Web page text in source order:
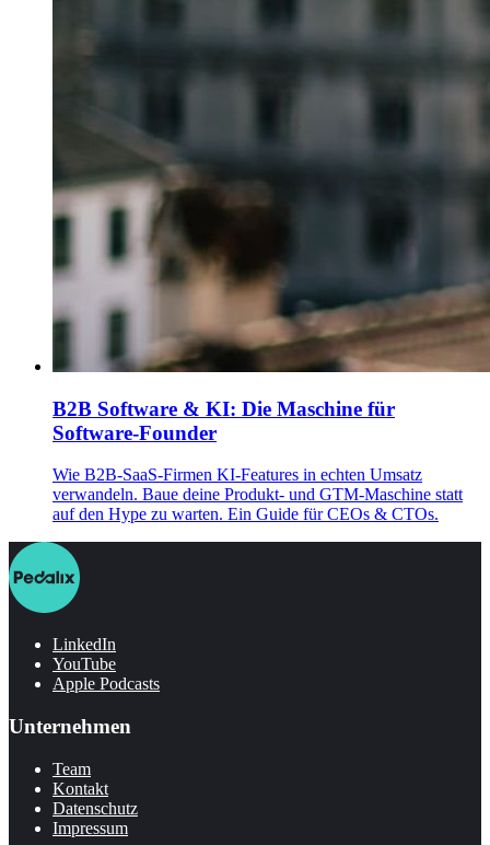
B2B Software & KI: Die Maschine für
Software-Founder
Wie B2B-SaaS-Firmen KI-Features in echten Umsatz
verwandeln. Baue deine Produkt- und GTM-Maschine statt
auf den Hype zu warten. Ein Guide für CEOs & CTOs.
LinkedIn
YouTube
Apple Podcasts
Unternehmen
Team
Kontakt
Datenschutz
Impressum